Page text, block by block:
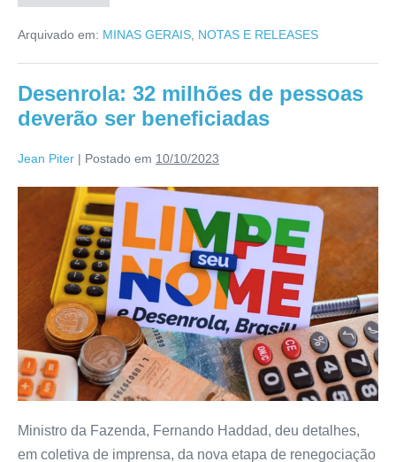
Arquivado em: MINAS GERAIS NOTAS E RELEASES
Desenrola: 32 milhões de pessoas
deverão ser beneficiadas
Jean Piter | Postado em 10/10/2023
Ministro da Fazenda, Fernando Haddad, deu detalhes,
em coletiva de imprensa, da nova etapa de renegociação